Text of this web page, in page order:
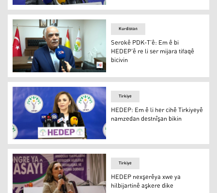
Hevserokê HEDEP'ê: Em ê di hilbijartinan de rê û
Serokê PDK-T’ê: Em ê bi HEDEP’ê re li ser mijara
Kurdistan
Serokê PDK-T’ê: Em ê bi
HEDEP’ê re li ser mijara tifaqê
bicivin
HEDEP: Em ê li her cihê Tirkiyeyê namzedan destnîşan
Tirkiye
HEDEP: Em ê li her cihê Tirkiyeyê
namzedan destnîşan bikin
Tirkiye
HEDEP nexşerêya xwe ya
hilbijartinê aşkere dike